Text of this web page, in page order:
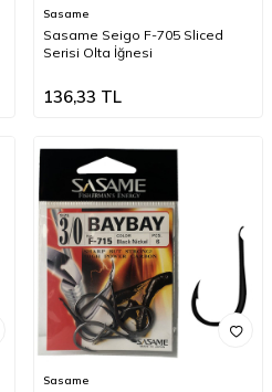
Sasame
Sasame Seigo F-705 Sliced
Serisi Olta İğnesi
136,33 TL
Sasame